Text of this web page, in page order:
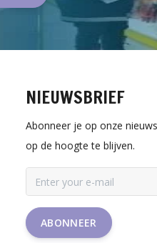
NIEUWSBRIEF
Abonneer je op onze
op de hoogte te blijven.
ABONNEER